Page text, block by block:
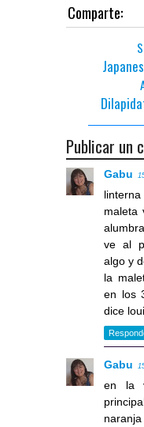
Comparte:
Publicar un
Gabu
linterna
maleta
ve al
algo y
la
en los
dice
Gabu
en la